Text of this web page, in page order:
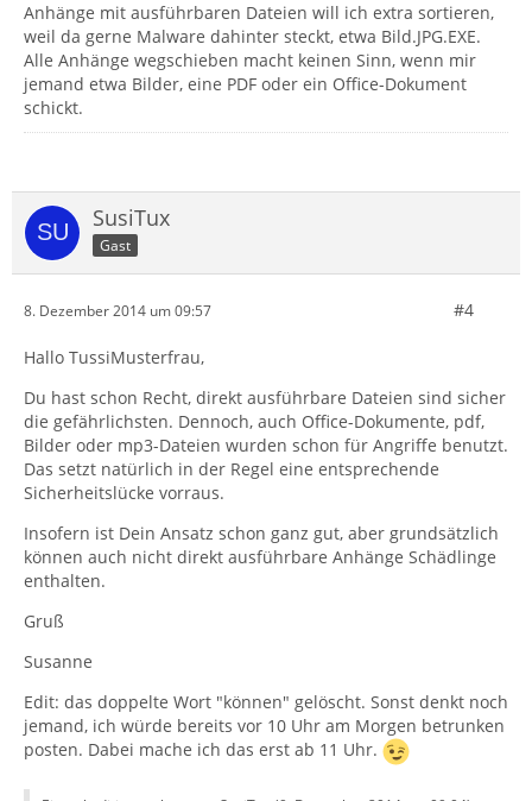
Anhänge mit ausführbaren Dateien will ich extra sortieren,
weil da gerne Malware dahinter steckt, etwa Bild.JPG.EXE.
Alle Anhänge wegschieben macht keinen Sinn, wenn mir
jemand etwa Bilder, eine PDF oder ein Office-Dokument
schickt.
SusiTux
Gast
8. Dezember 2014 um 09:57 #4
Hallo TussiMusterfrau,
Du hast schon Recht, direkt ausführbare Dateien sind sicher
die gefährlichsten. Dennoch, auch Office-Dokumente, pdf,
Bilder oder mp3-Dateien wurden schon für Angriffe benutzt.
Das setzt natürlich in der Regel eine entsprechende
Sicherheitslücke vorraus.
Insofern ist Dein Ansatz schon ganz gut, aber grundsätzlich
können auch nicht direkt ausführbare Anhänge Schädlinge
enthalten.
Gruß
Susanne
Edit: das doppelte Wort "können" gelöscht. Sonst denkt noch
jemand, ich würde bereits vor 10 Uhr am Morgen betrunken
posten. Dabei mache ich das erst ab 11 Uhr.